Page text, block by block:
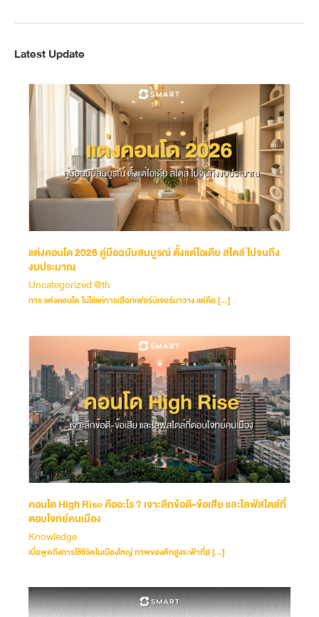
Latest Update
แต่งคอนโด 2026 คู่มือฉบับสมบูรณ์ ตั้งแต่ไอเดีย สไตล์ ไปจนถึง
งบประมาณ
Uncategorized @th
การ แต่งคอนโด ไม่ใช่แค่การเลือกเฟอร์นิเจอร์มาวาง แต่คือ […]
คอนโด High Rise คืออะไร ? เจาะลึกข้อดี-ข้อเสีย และไลฟ์สไตล์ที่
ตอบโจทย์คนเมือง
Knowledge
เมื่อพูดถึงการใช้ชีวิตในเมืองใหญ่ ภาพของตึกสูงระฟ้าที่ส […]